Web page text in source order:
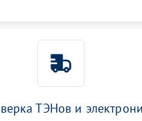
ТЭНов и